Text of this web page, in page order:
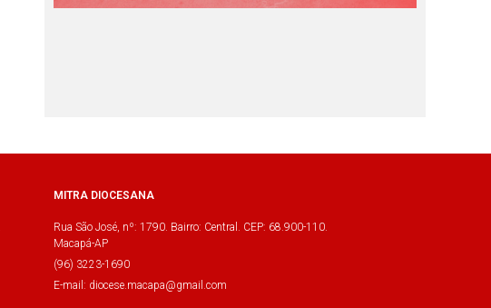
MITRA DIOCESANA
Rua São José, nº: 1790. Bairro: Central. CEP: 68.900-110.
Macapá-AP
(96) 3223-1690
E-mail: diocese.macapa@gmail.com